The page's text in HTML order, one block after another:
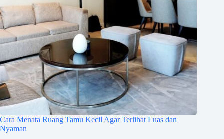
Cara Menata Ruang Tamu Kecil Agar Terlihat Luas dan
Nyaman